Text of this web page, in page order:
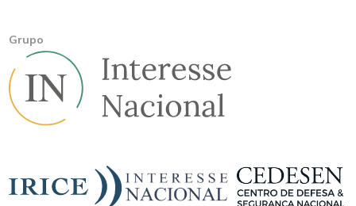
Grupo